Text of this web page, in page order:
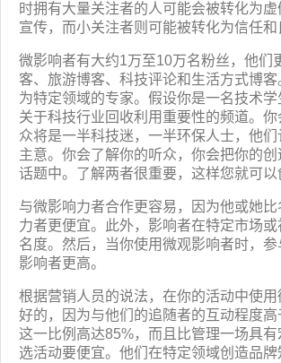
时拥有大量关注者的人可能会被转化为
宣传，而小关注者则可能被转化为信任和
微影响者有大约1万至10万名粉丝，他们
客、旅游博客、科技评论和生活方式博
为特定领域的专家。假设你是一名技术
关于科技行业回收利用重要性的频道。
众将是一半科技迷，一半环保人士，他
主意。你会了解你的听众，你会把你的
话题中。了解两者很重要，这样您就可以
与微影响力者合作更容易，因为他或她
力者更便宜。此外，影响者在特定市场
名度。然后，当你使用微观影响者时，
影响者更高。
根据营销人员的说法，在你的活动中使
好的，因为与他们的追随者的互动程度高
这一比例高达85%，而且比管理一场具
选活动要便宜。他们在特定领域创造品